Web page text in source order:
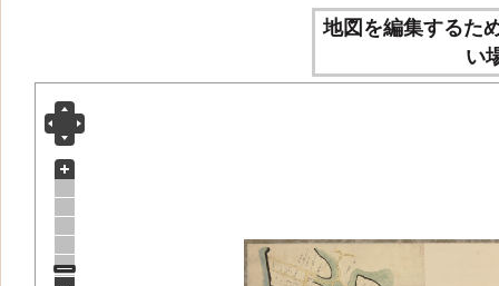
地図を編集するた
い